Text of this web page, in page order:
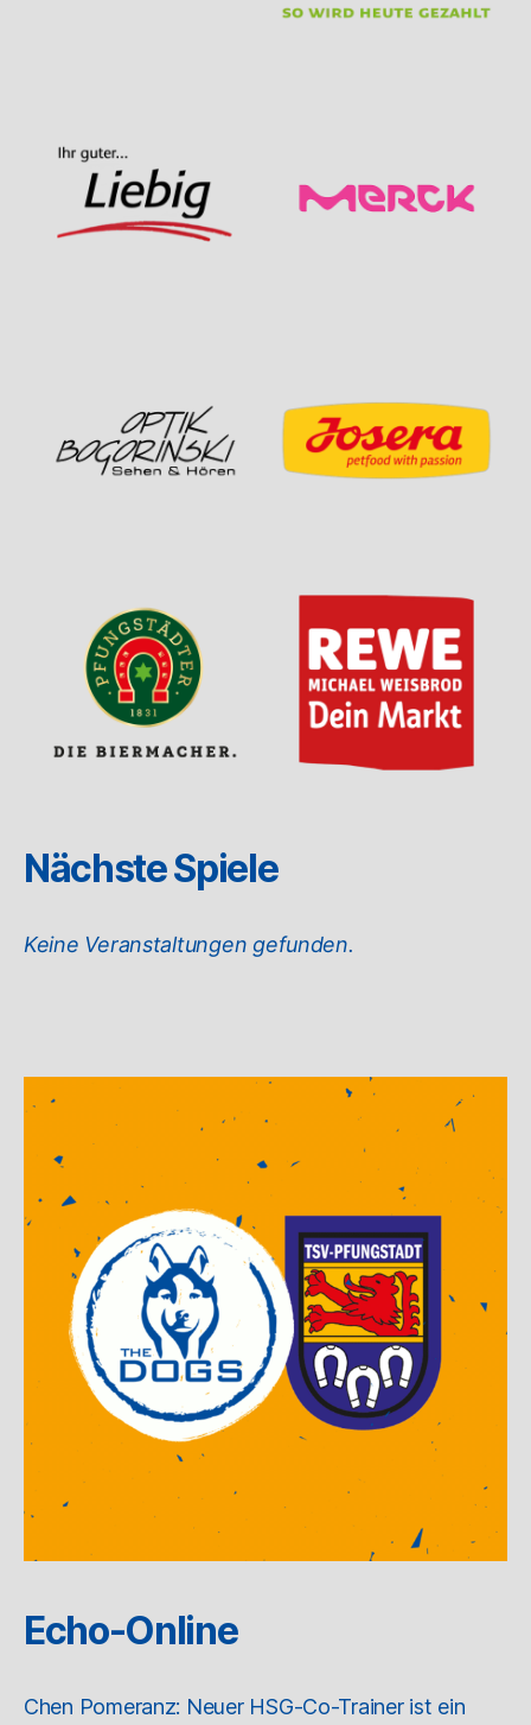
Nächste Spiele
Keine Veranstaltungen gefunden.
Echo-Online
Chen Pomeranz: Neuer HSG-Co-Trainer ist ein